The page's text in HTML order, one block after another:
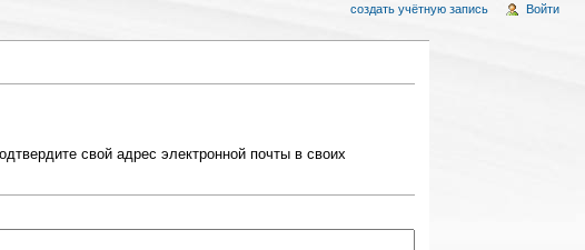
свой адрес электронной почты в своих
создать учётную запись Войти